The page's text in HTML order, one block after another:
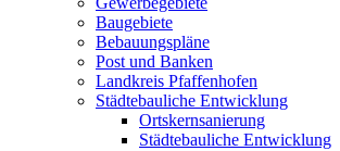
Baugebiete
Bebauungspläne
Post und Banken
Landkreis Pfaffenhofen
Städtebauliche Entwicklung
Ortskernsanierung
Städtebauliche Entwicklung